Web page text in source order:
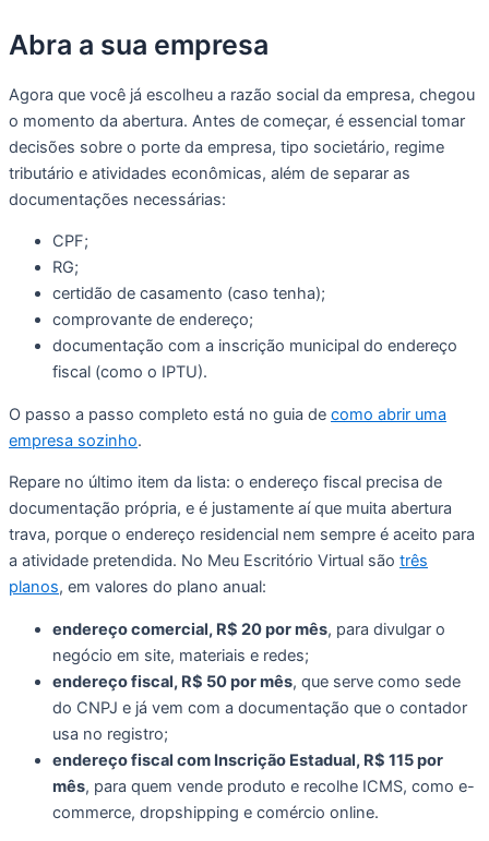
Abra a sua empresa
Agora que você já escolheu a razão social da empresa, chegou
o momento da abertura. Antes de começar, é essencial tomar
decisões sobre o porte da empresa, tipo societário, regime
tributário e atividades econômicas, além de separar as
documentações necessárias:
CPF;
RG;
certidão de casamento (caso tenha);
comprovante de endereço;
documentação com a inscrição municipal do endereço
fiscal (como o IPTU).
O passo a passo completo está no guia de como abrir uma
empresa sozinho.
Repare no último item da lista: o endereço fiscal precisa de
documentação própria, e é justamente aí que muita abertura
trava, porque o endereço residencial nem sempre é aceito para
a atividade pretendida. No Meu Escritório Virtual são três
planos, em valores do plano anual:
endereço comercial, R$ 20 por mês, para divulgar o
negócio em site, materiais e redes;
endereço fiscal, R$ 50 por mês, que serve como sede
do CNPJ e já vem com a documentação que o contador
usa no registro;
endereço fiscal com Inscrição Estadual, R$ 115 por
mês, para quem vende produto e recolhe ICMS, como e-
commerce, dropshipping e comércio online.